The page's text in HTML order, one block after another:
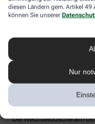
diesen Ländern gem. Artikel 49
können Sie unserer
Nur
unempfindlicher reagiert
die großen
Dusche. Anschließend
stellen und den
Hüfte führen und auf der
Dann sind die Arme dran:
oben, beginnend am
von der Achsel am
Die Wechseldusche am